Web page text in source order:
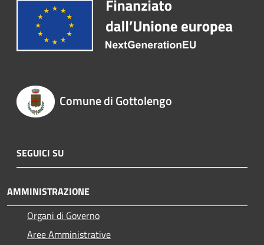
Comune di Gottolengo
SEGUICI SU
AMMINISTRAZIONE
Organi di Governo
Aree Amministrative